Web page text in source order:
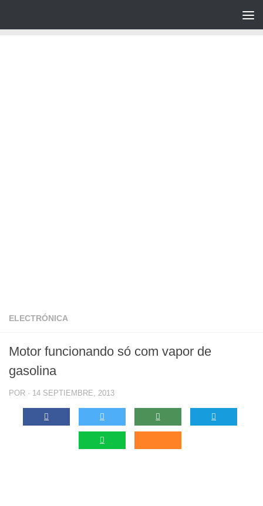
ELECTRÓNICA
Motor funcionando só com vapor de
gasolina
POR · 14 SEPTIEMBRE, 2013